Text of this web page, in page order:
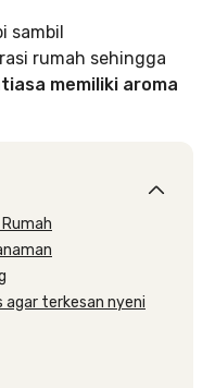
sambil
rumah sehingga
memiliki aroma
agar terkesan nyeni